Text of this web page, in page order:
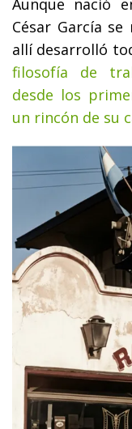
Aunque nació
César García
allí desarrolló
filosofía de
desde los
un rincón de su